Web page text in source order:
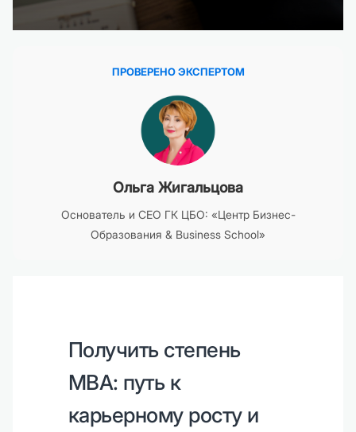
ПРОВЕРЕНО ЭКСПЕРТОМ
Ольга Жигальцова
Основатель и CEO ГК ЦБО: «Центр Бизнес-
Образования & Business School»
Получить степень
MBA: путь к
карьерному росту и